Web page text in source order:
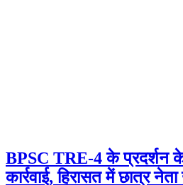
BPSC TRE-4 के प्रदर्शन
कार्रवाई, हिरासत में छात्र